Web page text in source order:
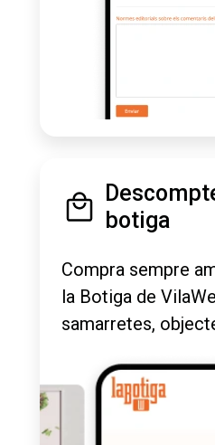
botiga
Compra sempre
la Botiga de
samarretes,